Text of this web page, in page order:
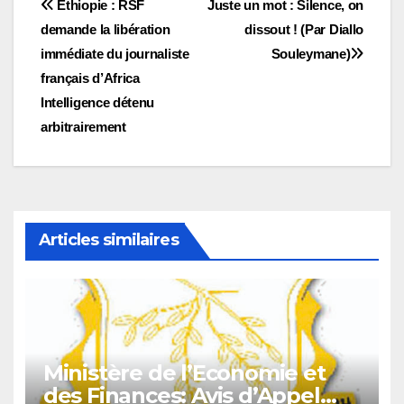
Navigation
de
l’article
Juste un mot : Silence, on
dissout ! (Par Diallo
Souleymane)
Ethiopie : RSF
demande la libération
immédiate du journaliste
français d’Africa
Intelligence détenu
arbitrairement
Articles similaires
Ministère de l’Economie et
des Finances: Avis d’Appel